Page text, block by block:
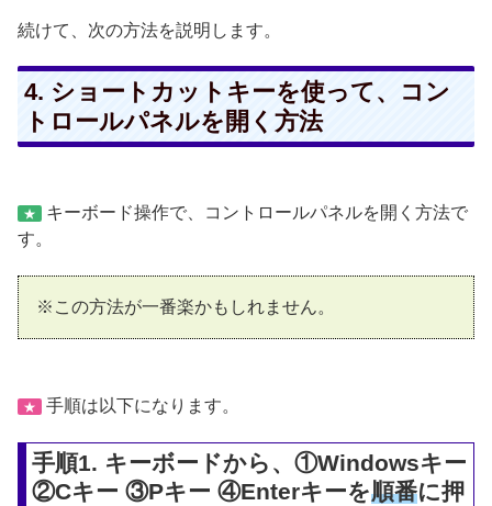
続けて、次の方法を説明します。
4. ショートカットキーを使って、コン
トロールパネルを開く方法
★
キーボード操作で、コントロールパネルを開く方法で
す。
※この方法が一番楽かもしれません。
★ 手順は以下になります。
手順1. キーボードから、①Windowsキー
②Cキー ③Pキー ④Enterキーを順番に押